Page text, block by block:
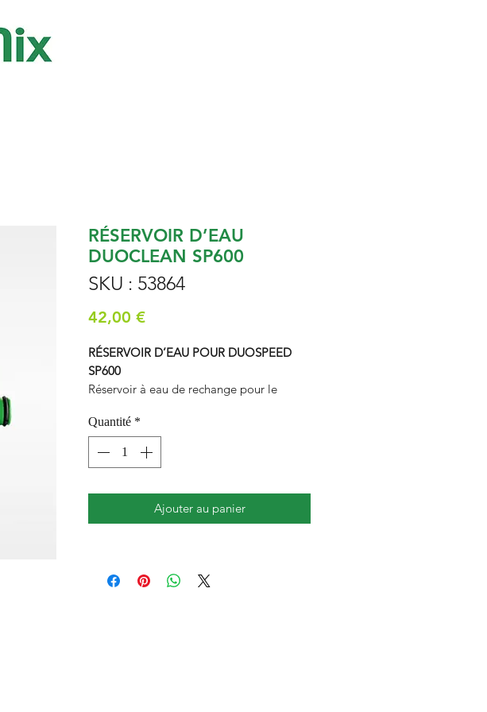
RÉSERVOIR D’EAU
DUOCLEAN SP600
SKU : 53864
42,00 €Prix
RÉSERVOIR D’EAU POUR DUOSPEED
SP600
Réservoir à eau de rechange pour le
Quantité *
Ajouter au panier